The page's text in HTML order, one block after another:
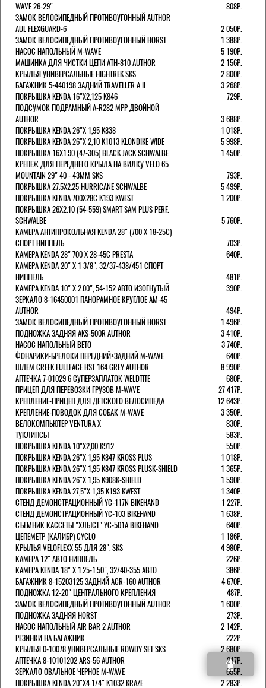
WAVE 26-29"
808Р.
ЗАМОК ВЕЛОСИПЕДНЫЙ ПРОТИВОУГОННЫЙ AUTHOR
AUL FLEXGUARD-6
2 050Р.
ЗАМОК ВЕЛОСИПЕДНЫЙ ПРОТИВОУГОННЫЙ HORST
1 388Р.
НАСОС НАПОЛЬНЫЙ M-WAVE
5 190Р.
МАШИНКА ДЛЯ ЧИСТКИ ЦЕПИ ATH-810 AUTHOR
2 156Р.
КРЫЛЬЯ УНИВЕРСАЛЬНЫЕ HIGHTREK SKS
2 800Р.
БАГАЖНИК 5-440198 ЗАДНИЙ TRAVELLER A II
3 268Р.
ПОКРЫШКА KENDA 16"Х2,125 K846
729Р.
ПОДСУМОК ПОДРАМНЫЙ A-R282 MPP ДВОЙНОЙ
AUTHOR
3 688Р.
ПОКРЫШКА KENDA 26"Х 1,95 K838
1 018Р.
ПОКРЫШКА KENDA 26"Х 2,10 K1013 KLONDIKE WIDE
5 998Р.
ПОКРЫШКА 16X1.90 (47-305) BLACK JACK SCHWALBE
1 450Р.
КРЕПЕЖ ДЛЯ ПЕРЕДНЕГО КРЫЛА НА ВИЛКУ VELO 65
MOUNTAIN 29" 40 - 43ММ SKS
793Р.
ПОКРЫШКА 27.5X2.25 HURRICANE SCHWALBE
5 499Р.
ПОКРЫШКА KENDA 700Х28С K193 KWEST
1 200Р.
ПОКРЫШКА 26X2.10 (54-559) SMART SAM PLUS PERF.
SCHWALBE
5 760Р.
КАМЕРА АНТИПРОКОЛЬНАЯ KENDA 28" (700 Х 18-25C)
СПОРТ НИППЕЛЬ
703Р.
КАМЕРА KENDA 28" 700 Х 28-45С PRESTA
640Р.
КАМЕРА KENDA 20" Х 1 3/8", 32/37-438/451 СПОРТ
НИППЕЛЬ
481Р.
КАМЕРА KENDA 10" Х 2.00", 54-152 АВТО ИЗОГНУТЫЙ
390Р.
ЗЕРКАЛО 8-16450001 ПАНОРАМНОЕ КРУГЛОЕ AM-45
AUTHOR
494Р.
ЗАМОК ВЕЛОСИПЕДНЫЙ ПРОТИВОУГОННЫЙ HORST
1 496Р.
ПОДНОЖКА ЗАДНЯЯ AKS-500R AUTHOR
3 410Р.
НАСОС НАПОЛЬНЫЙ BETO
3 740Р.
ФОНАРИКИ-БРЕЛОКИ ПЕРЕДНИЙ+ЗАДНИЙ M-WAVE
640Р.
ШЛЕМ CREEK FULLFACE HST 164 GREY AUTHOR
8 990Р.
АПТЕЧКА 7-01029 6 СУПЕРЗАПЛАТОК WELDTITE
680Р.
ПРИЦЕП ДЛЯ ПЕРЕВОЗКИ ГРУЗОВ M-WAVE
27 417Р.
КРЕПЛЕНИЕ-ПРИЦЕП ДЛЯ ДЕТСКОГО ВЕЛОСИПЕДА
12 643Р.
КРЕПЛЕНИЕ-ПОВОДОК ДЛЯ СОБАК M-WAVE
3 350Р.
ВЕЛОКОМПЬЮТЕР VENTURA Х
830Р.
ТУКЛИПСЫ
583Р.
ПОКРЫШКА KENDA 10"Х2,00 K912
550Р.
ПОКРЫШКА KENDA 26"Х 1,95 K847 KROSS PLUS
1 018Р.
ПОКРЫШКА KENDA 26"Х 1,95 K847 KROSS PLUSK-SHIELD
1 365Р.
ПОКРЫШКА KENDA 26"Х 1,95 K908K-SHIELD
1 590Р.
ПОКРЫШКА KENDA 27,5"Х 1,35 K193 KWEST
1 340Р.
СТЕНД ДЕМОНСТРАЦИОННЫЙ YC-117N BIKEHAND
1 227Р.
СТЕНД ДЕМОНСТРАЦИОННЫЙ YC-103 BIKEHAND
1 638Р.
СЪЕМНИК КАССЕТЫ "ХЛЫСТ" YC-501A BIKEHAND
640Р.
ЦЕПЕМЕТР (КАЛИБР) CYCLO
1 186Р.
КРЫЛЬЯ VELOFLEXX 55 ДЛЯ 28". SKS
4 980Р.
КАМЕРА 12" АВТО НИППЕЛЬ
226Р.
КАМЕРА KENDA 18" Х 1.25-1.50", 32/40-355 АВТО
386Р.
БАГАЖНИК 8-15203125 ЗАДНИЙ ACR-160 AUTHOR
4 670Р.
ПОДНОЖКА 12-20" ЦЕНТРАЛЬНОГО КРЕПЛЕНИЯ
487Р.
ЗАМОК ВЕЛОСИПЕДНЫЙ ПРОТИВОУГОННЫЙ AUTHOR
1 600Р.
ПОДНОЖКА ЗАДНЯЯ HORST
273Р.
НАСОС НАПОЛЬНЫЙ AIR BAR 2 AUTHOR
2 142Р.
РЕЗИНКИ НА БАГАЖНИК
222Р.
КРЫЛЬЯ 0-10078 УНИВЕРСАЛЬНЫЕ ROWDY SET SKS
2 680Р.
АПТЕЧКА 8-10101202 ARS-56 AUTHOR
217Р.
ЗЕРКАЛО ОВАЛЬНОЕ ЧЕРНОЕ M-WAVE
655Р.
ПОКРЫШКА KENDA 20"Х4 1/4" K1032 KRAZE
2 283Р.